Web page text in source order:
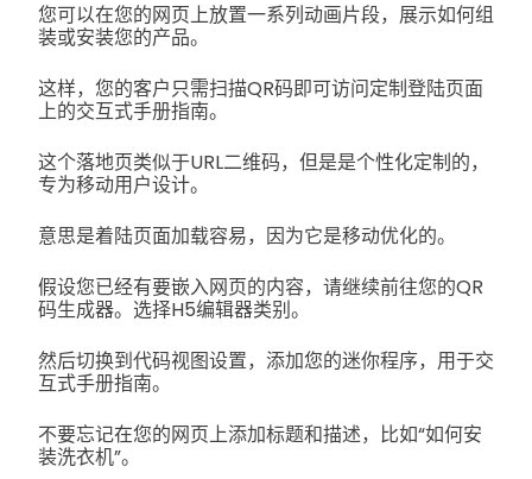
您可以在您的网页上放置一系列动画片段，展示如何组
装或安装您的产品。
这样，您的客户只需扫描QR码即可访问定制登陆页面
上的交互式手册指南。
这个落地页类似于URL二维码，但是是个性化定制的，
专为移动用户设计。
意思是着陆页面加载容易，因为它是移动优化的。
假设您已经有要嵌入网页的内容，请继续前往您的QR
码生成器。选择H5编辑器类别。
然后切换到代码视图设置，添加您的迷你程序，用于交
互式手册指南。
不要忘记在您的网页上添加标题和描述，比如“如何安
装洗衣机”。